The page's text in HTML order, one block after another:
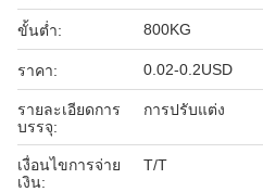
ขั้นต่ำ: 800KG
ราคา: 0.02-0.2USD
รายละเอียดการ
บรรจุ:
การปรับแต่ง
เงื่อนไขการจ่าย
เงิน:
T/T